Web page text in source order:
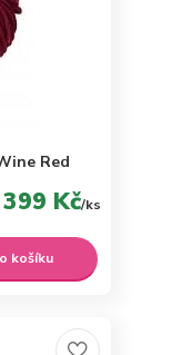
Red
399 Kč/ks
košíku